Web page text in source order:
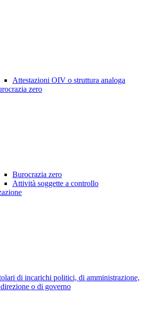
Attestazioni OIV o struttura analoga
zero
Burocrazia zero
Attività soggette a controllo
di incarichi politici, di amministrazione,
o di governo